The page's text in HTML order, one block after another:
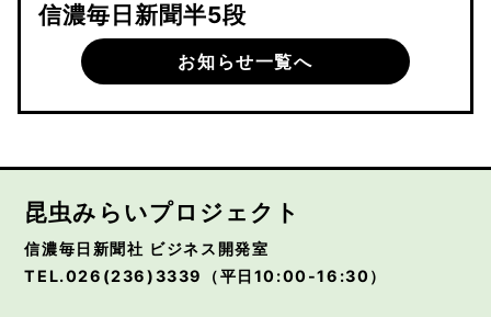
信濃毎日新聞半5段
お知らせ一覧へ
昆虫みらいプロジェクト
信濃毎日新聞社 ビジネス開発室
TEL.026(236)3339（平日10:00-16:30）